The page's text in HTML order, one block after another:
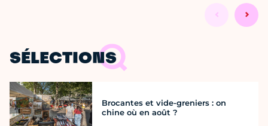
SÉLECTIONS
Brocantes et vide-greniers : on
chine où en août ?